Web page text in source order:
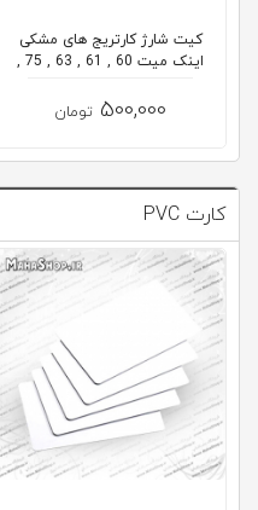
کیت شارژ کارتریج های مشکی
اینک میت 60 , 61 , 63 , 75 ,
500,000 تومان
کارت PVC